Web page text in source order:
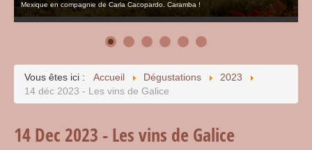
Mexique en compagnie de Carla Cacopardo. Caramba !
Vous êtes ici : Accueil Dégustations
2023
14 déc 2023 - Les vins de Galice
14 Dec 2023 - Les vins de Galice